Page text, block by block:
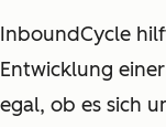
InboundCycle
Entwicklung
egal, ob es sich